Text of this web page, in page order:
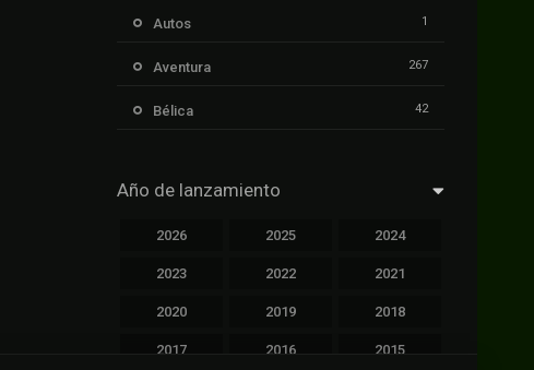
Autos 1
Aventura 267
Bélica 42
Cinecalidad
Cinetux 1.139
Año de lanzamiento
2026 2025 2024
2023 2022 2021
2020 2019 2018
2017 2016 2015